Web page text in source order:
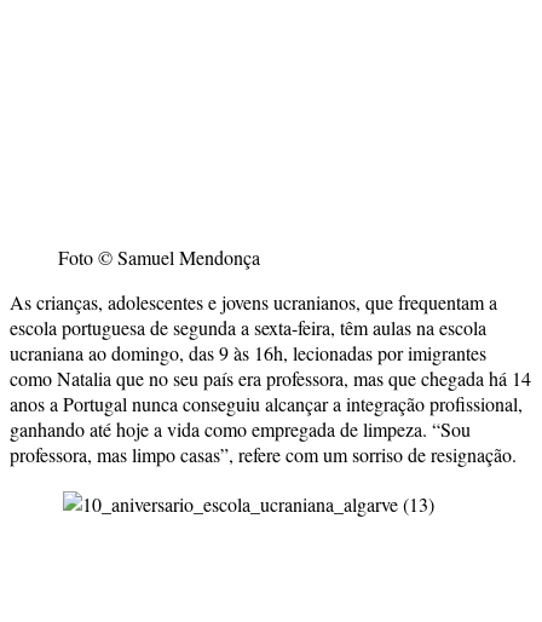
Foto © Samuel Mendonça
As crianças, adolescentes e jovens ucranianos, que frequentam a
escola portuguesa de segunda a sexta-feira, têm aulas na escola
ucraniana ao domingo, das 9 às 16h, lecionadas por imigrantes
como Natalia que no seu país era professora, mas que chegada há 14
anos a Portugal nunca conseguiu alcançar a integração profissional,
ganhando até hoje a vida como empregada de limpeza. “Sou
professora, mas limpo casas”, refere com um sorriso de resignação.